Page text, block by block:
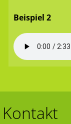
Beispiel 2
Kontakt